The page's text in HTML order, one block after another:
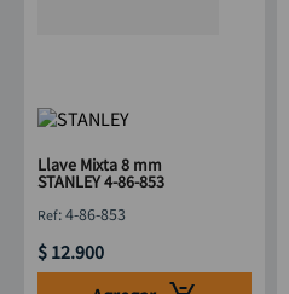
Llave Mixta 8 mm
STANLEY 4-86-853
:4-86-853
$ 12.900